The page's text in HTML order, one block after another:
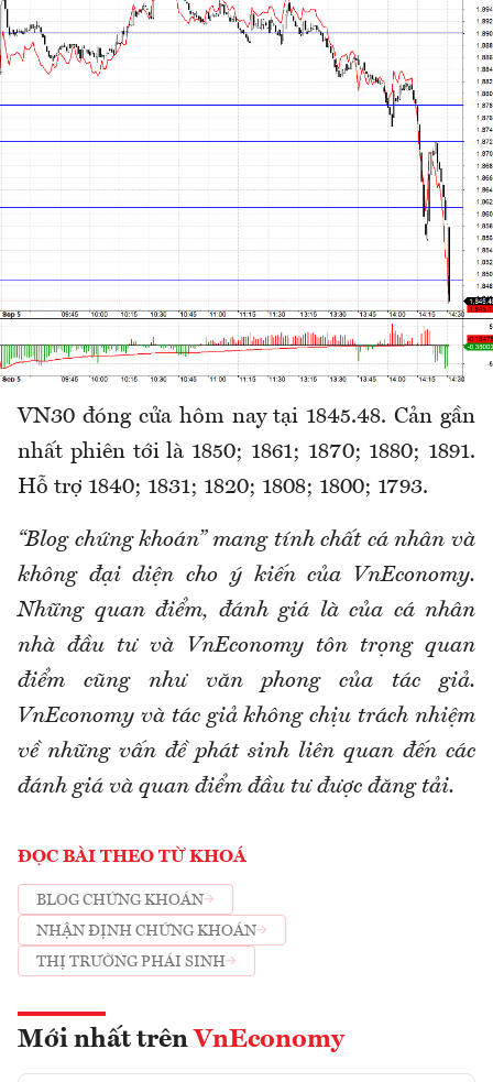
VN30 đóng cửa hôm nay tại 1845.48. Cản gần
nhất phiên tới là 1850; 1861; 1870; 1880; 1891.
Hỗ trợ 1840; 1831; 1820; 1808; 1800; 1793.
“Blog chứng khoán” mang tính chất cá nhân và
không đại diện cho ý kiến của VnEconomy.
Những quan điểm, đánh giá là của cá nhân
nhà đầu tư và VnEconomy tôn trọng quan
điểm cũng như văn phong của tác giả.
VnEconomy và tác giả không chịu trách nhiệm
về những vấn đề phát sinh liên quan đến các
đánh giá và quan điểm đầu tư được đăng tải.
ĐỌC BÀI THEO TỪ KHOÁ
BLOG CHỨNG KHOÁN
NHẬN ĐỊNH CHỨNG KHOÁN
THỊ TRƯỜNG PHÁI SINH
Mới nhất trên VnEconomy